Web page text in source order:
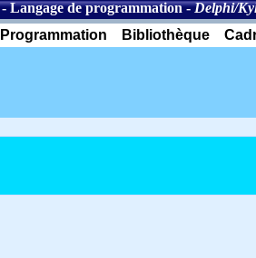
Langage de programmation-Delphi/
Programmation Bibliothèque